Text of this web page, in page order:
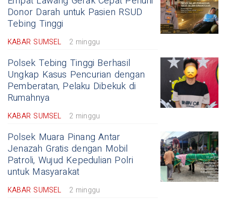
Donor Darah untuk Pasien RSUD
Tebing Tinggi
KABAR SUMSEL 2 minggu
Polsek Tebing Tinggi Berhasil
Ungkap Kasus Pencurian dengan
Pemberatan, Pelaku Dibekuk di
Rumahnya
KABAR SUMSEL 2 minggu
Polsek Muara Pinang Antar
Jenazah Gratis dengan Mobil
Patroli, Wujud Kepedulian Polri
untuk Masyarakat
KABAR SUMSEL 2 minggu